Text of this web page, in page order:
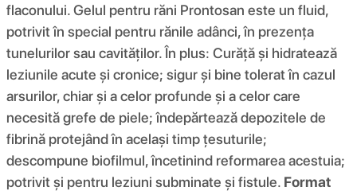
flaconului. Gelul pentru răni Prontosan este un fluid,
potrivit în special pentru rănile adânci, în prezența
tunelurilor sau cavităților. În plus: Curăță și hidratează
leziunile acute și cronice; sigur și bine tolerat în cazul
arsurilor, chiar și a celor profunde și a celor care
necesită grefe de piele; îndepărtează depozitele de
fibrină protejând în același timp țesuturile;
descompune biofilmul, încetinind reformarea acestuia;
potrivit și pentru leziuni subminate și fistule. Format